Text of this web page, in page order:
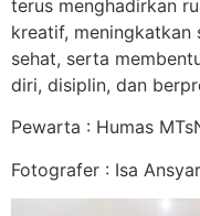
terus menghadirkan
kreatif, meningkatkan
sehat, serta
diri, disiplin, dan
Pewarta : Humas
Fotografer : Isa